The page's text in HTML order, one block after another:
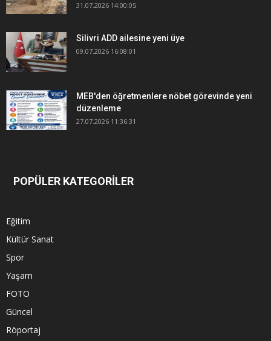
31.07.2026 14:00:05
Silivri ADD ailesine yeni üye
09.07.2026 16:08:01
MEB'den öğretmenlere nöbet görevinde yeni
düzenleme
27.07.2026 11:36:31
POPÜLER KATEGORİLER
Eğitim
Kültür Sanat
Spor
Yaşam
FOTO
Güncel
Röportaj